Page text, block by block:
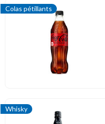
Colas pétillants
Whisky